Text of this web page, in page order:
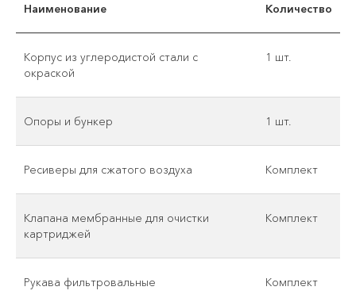
Наименование Количество
Корпус из углеродистой стали с
окраской
1 шт.
Опоры и бункер 1 шт.
Ресиверы для сжатого воздуха Комплект
Клапана мембранные для очистки
картриджей
Комплект
Рукава фильтровальные Комплект